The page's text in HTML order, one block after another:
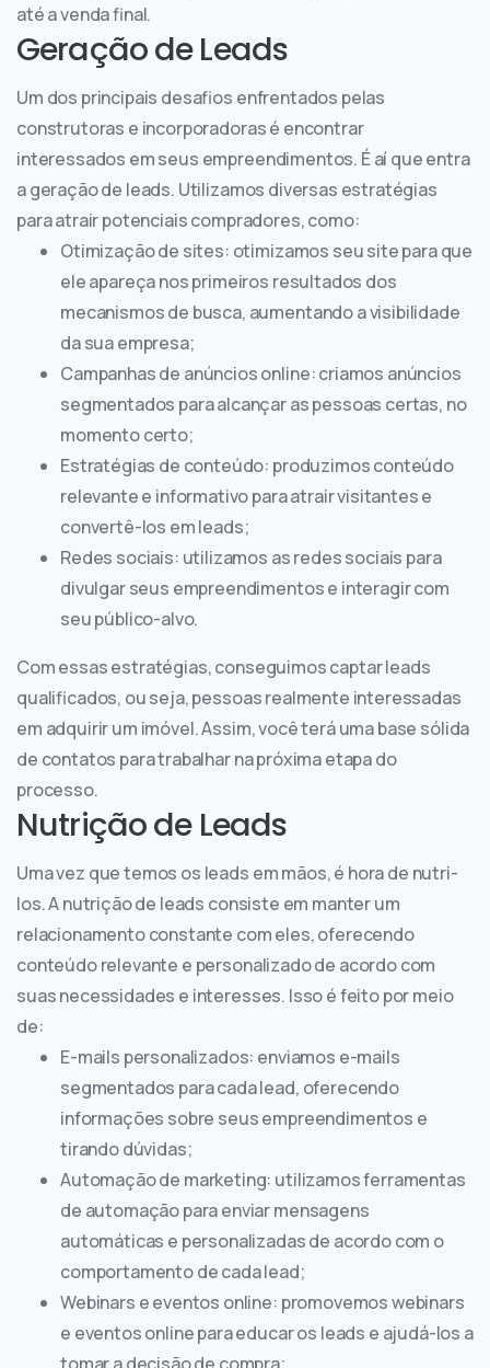
até a venda final.
Geração de Leads
Um dos principais desafios enfrentados pelas
construtoras e incorporadoras é encontrar
interessados em seus empreendimentos. É aí que entra
a geração de leads. Utilizamos diversas estratégias
para atrair potenciais compradores, como:
Otimização de sites: otimizamos seu site para que
ele apareça nos primeiros resultados dos
mecanismos de busca, aumentando a visibilidade
da sua empresa;
Campanhas de anúncios online: criamos anúncios
segmentados para alcançar as pessoas certas, no
momento certo;
Estratégias de conteúdo: produzimos conteúdo
relevante e informativo para atrair visitantes e
convertê-los em leads;
Redes sociais: utilizamos as redes sociais para
divulgar seus empreendimentos e interagir com
seu público-alvo.
Com essas estratégias, conseguimos captar leads
qualificados, ou seja, pessoas realmente interessadas
em adquirir um imóvel. Assim, você terá uma base sólida
de contatos para trabalhar na próxima etapa do
processo.
Nutrição de Leads
Uma vez que temos os leads em mãos, é hora de nutri-
los. A nutrição de leads consiste em manter um
relacionamento constante com eles, oferecendo
conteúdo relevante e personalizado de acordo com
suas necessidades e interesses. Isso é feito por meio
de:
E-mails personalizados: enviamos e-mails
segmentados para cada lead, oferecendo
informações sobre seus empreendimentos e
tirando dúvidas;
Automação de marketing: utilizamos ferramentas
de automação para enviar mensagens
automáticas e personalizadas de acordo com o
comportamento de cada lead;
Webinars e eventos online: promovemos webinars
e eventos online para educar os leads e ajudá-los a